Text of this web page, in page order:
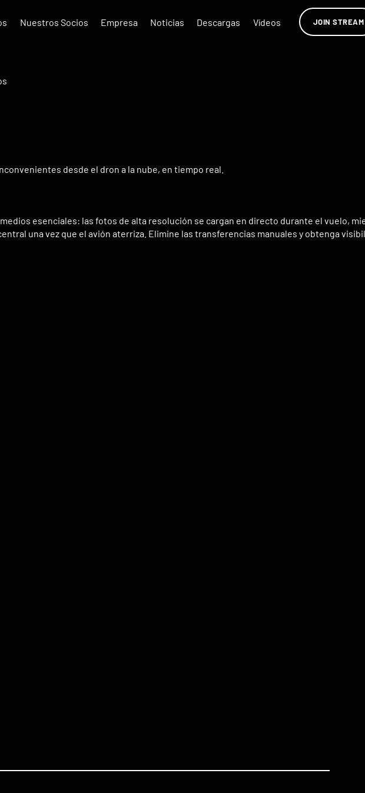
Nuestros Socios Empresa Noticias Descargas Vídeos JOIN STREAM
desde el dron a la nube, en tiempo real.
esenciales: las fotos de alta resolución se cargan en directo durante el vuelo,
una vez que el avión aterriza. Elimine las transferencias manuales y obtenga